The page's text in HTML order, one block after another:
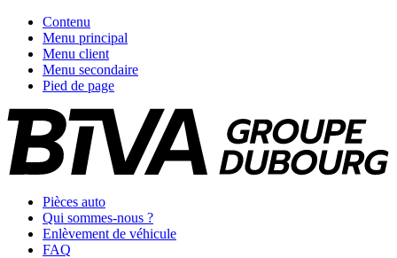
Contenu
Menu principal
Menu client
Menu secondaire
Pied de page
Pièces auto
Qui sommes-nous ?
Enlèvement de véhicule
FAQ